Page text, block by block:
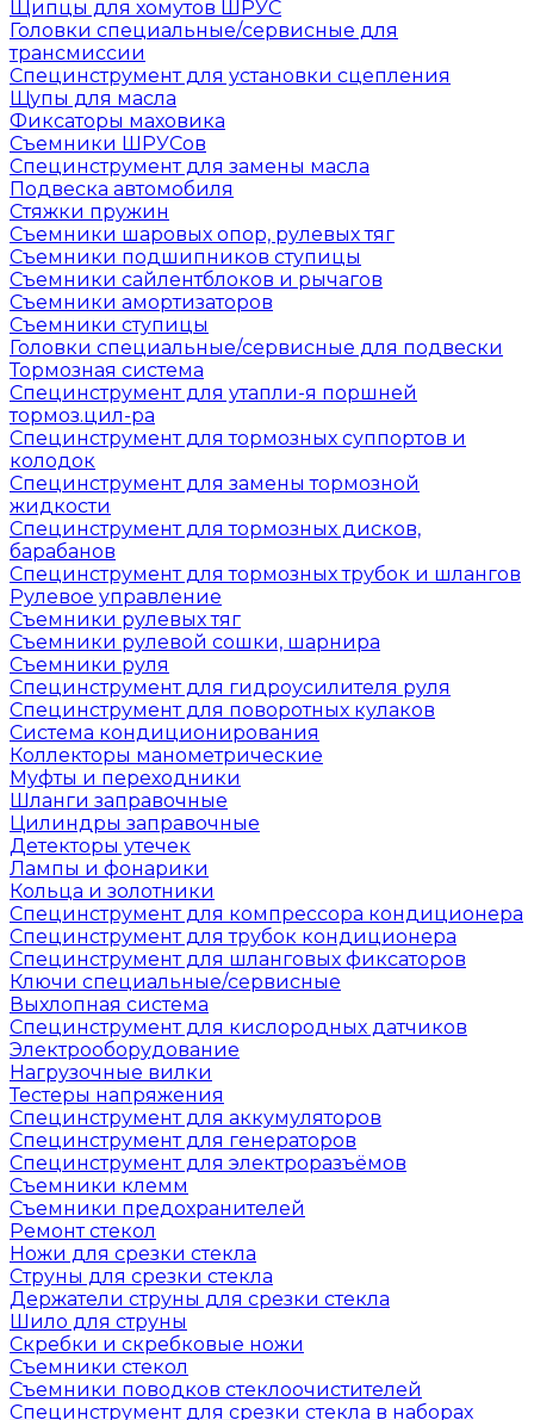
Щипцы для хомутов ШРУС
Головки специальные/сервисные для
трансмиссии
Специнструмент для установки сцепления
Щупы для масла
Фиксаторы маховика
Съемники ШРУСов
Специнструмент для замены масла
Подвеска автомобиля
Стяжки пружин
Съемники шаровых опор, рулевых тяг
Съемники подшипников ступицы
Съемники сайлентблоков и рычагов
Съемники амортизаторов
Съемники ступицы
Головки специальные/сервисные для подвески
Тормозная система
Специнструмент для утапли-я поршней
тормоз.цил-ра
Специнструмент для тормозных суппортов и
колодок
Специнструмент для замены тормозной
жидкости
Специнструмент для тормозных дисков,
барабанов
Специнструмент для тормозных трубок и шлангов
Рулевое управление
Съемники рулевых тяг
Съемники рулевой сошки, шарнира
Съемники руля
Специнструмент для гидроусилителя руля
Специнструмент для поворотных кулаков
Система кондиционирования
Коллекторы манометрические
Муфты и переходники
Шланги заправочные
Цилиндры заправочные
Детекторы утечек
Лампы и фонарики
Кольца и золотники
Специнструмент для компрессора кондиционера
Специнструмент для трубок кондиционера
Специнструмент для шланговых фиксаторов
Ключи специальные/сервисные
Выхлопная система
Специнструмент для кислородных датчиков
Электрооборудование
Нагрузочные вилки
Тестеры напряжения
Специнструмент для аккумуляторов
Специнструмент для генераторов
Специнструмент для электроразъёмов
Съемники клемм
Съемники предохранителей
Ремонт стекол
Ножи для срезки стекла
Струны для срезки стекла
Держатели струны для срезки стекла
Шило для струны
Скребки и скребковые ножи
Съемники стекол
Съемники поводков стеклоочистителей
Специнструмент для срезки стекла в наборах